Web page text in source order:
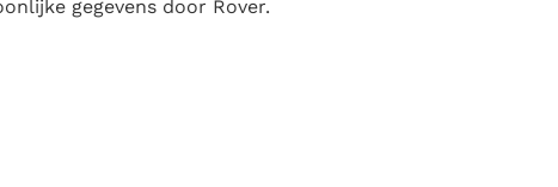
gegevens door Rover.